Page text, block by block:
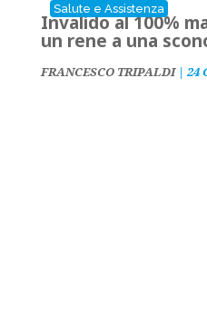
Salute e Assistenza
Invalido al 100%
un rene a una
FRANCESCO TRIPALDI| 24